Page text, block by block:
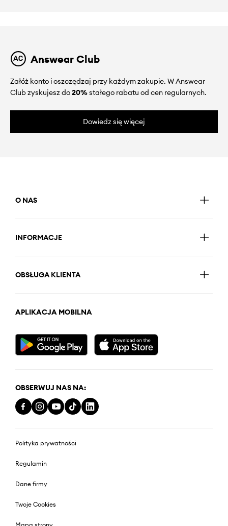
Answear Club
Załóż konto i oszczędzaj przy każdym zakupie. W Answear
Club zyskujesz do20%stałego rabatu od cen regularnych.
Dowiedz się więcej
O NAS
INFORMACJE
OBSŁUGA KLIENTA
APLIKACJA MOBILNA
OBSERWUJ NAS NA:
Polityka prywatności
Regulamin
Dane firmy
Twoje Cookies